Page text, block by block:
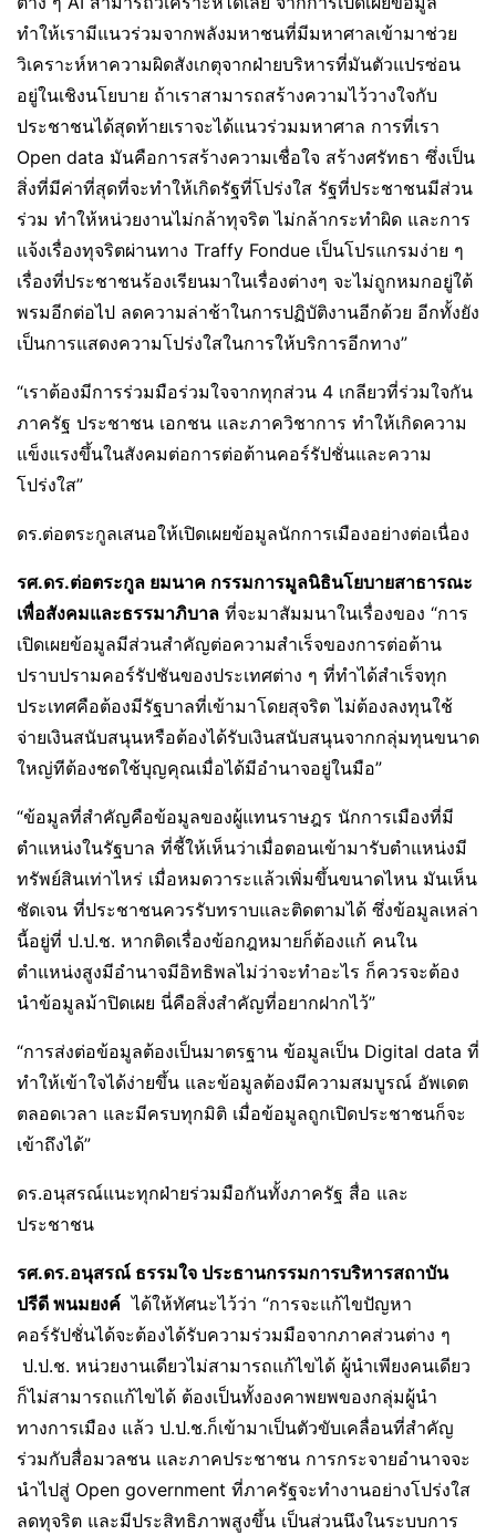
ทำให้เรามีแนวร่วมจากพลังมหาชนที่มีมหาศาลเข้ามาช่วย
วิเคราะห์หาความผิดสังเกตุจากฝ่ายบริหารที่มันตัวแปรซ่อน
อยู่ในเชิงนโยบาย ถ้าเราสามารถสร้างความไว้วางใจกับ
ประชาชนได้สุดท้ายเราจะได้แนวร่วมมหาศาล การที่เรา
Open data มันคือการสร้างความเชื่อใจ สร้างศรัทธา ซึ่งเป็น
สิ่งที่มีค่าที่สุดที่จะทำให้เกิดรัฐที่โปร่งใส รัฐที่ประชาชนมีส่วน
ร่วม ทำให้หน่วยงานไม่กล้าทุจริต ไม่กล้ากระทำผิด และการ
แจ้งเรื่องทุจริตผ่านทาง Traffy Fondue เป็นโปรแกรมง่าย ๆ
เรื่องที่ประชาชนร้องเรียนมาในเรื่องต่างๆ จะไม่ถูกหมกอยู่ใต้
พรมอีกต่อไป ลดความล่าช้าในการปฏิบัติงานอีกด้วย อีกทั้งยัง
เป็นการแสดงความโปร่งใสในการให้บริการอีกทาง”
“เราต้องมีการร่วมมือร่วมใจจากทุกส่วน 4 เกลียวที่ร่วมใจกัน
ภาครัฐ ประชาชน เอกชน และภาควิชาการ ทำให้เกิดความ
แข็งแรงขึ้นในสังคมต่อการต่อต้านคอร์รัปชั่นและความ
โปร่งใส”
ดร.ต่อตระกูลเสนอให้เปิดเผยข้อมูลนักการเมืองอย่างต่อเนื่อง
รศ.ดร.ต่อตระกูล ยมนาค กรรมการมูลนิธินโยบายสาธารณะ
เพื่อสังคมและธรรมาภิบาล ที่จะมาสัมมนาในเรื่องของ “การ
เปิดเผยข้อมูลมีส่วนสำคัญต่อความสำเร็จของการต่อต้าน
ปราบปรามคอร์รัปชันของประเทศต่าง ๆ ที่ทำได้สำเร็จทุก
ประเทศคือต้องมีรัฐบาลที่เข้ามาโดยสุจริต ไม่ต้องลงทุนใช้
จ่ายเงินสนับสนุนหรือต้องได้รับเงินสนับสนุนจากกลุ่มทุนขนาด
ใหญ่ทีต้องชดใช้บุญคุณเมื่อได้มีอำนาจอยู่ในมือ”
“ข้อมูลที่สำคัญคือข้อมูลของผู้แทนราษฎร นักการเมืองที่มี
ตำแหน่งในรัฐบาล ที่ชี้ให้เห็นว่าเมื่อตอนเข้ามารับตำแหน่งมี
ทรัพย์สินเท่าไหร่ เมื่อหมดวาระแล้วเพิ่มขึ้นขนาดไหน มันเห็น
ชัดเจน ที่ประชาชนควรรับทราบและติดตามได้ ซึ่งข้อมูลเหล่า
นี้อยู่ที่ ป.ป.ช. หากติดเรื่องข้อกฎหมายก็ต้องแก้ คนใน
ตำแหน่งสูงมีอำนาจมีอิทธิพลไม่ว่าจะทำอะไร ก็ควรจะต้อง
นำข้อมูลม้าปิดเผย นี่คือสิ่งสำคัญที่อยากฝากไว้”
“การส่งต่อข้อมูลต้องเป็นมาตรฐาน ข้อมูลเป็น Digital data ที่
ทำให้เข้าใจได้ง่ายขึ้น และข้อมูลต้องมีความสมบูรณ์ อัพเดต
ตลอดเวลา และมีครบทุกมิติ เมื่อข้อมูลถูกเปิดประชาชนก็จะ
เข้าถึงได้”
ดร.อนุสรณ์แนะทุกฝ่ายร่วมมือกันทั้งภาครัฐ สื่อ และ
ประชาชน
รศ.ดร.อนุสรณ์ ธรรมใจ ประธานกรรมการบริหารสถาบัน
ปรีดี พนมยงค์ ได้ให้ทัศนะไว้ว่า “การจะแก้ไขปัญหา
คอร์รัปชั่นได้จะต้องได้รับความร่วมมือจากภาคส่วนต่าง ๆ
ป.ป.ช. หน่วยงานเดียวไม่สามารถแก้ไขได้ ผู้นำเพียงคนเดียว
ก็ไม่สามารถแก้ไขได้ ต้องเป็นทั้งองคาพยพของกลุ่มผู้นำ
ทางการเมือง แล้ว ป.ป.ช.ก็เข้ามาเป็นตัวขับเคลื่อนที่สำคัญ
ร่วมกับสื่อมวลชน และภาคประชาชน การกระจายอำนาจจะ
นำไปสู่ Open government ที่ภาครัฐจะทำงานอย่างโปร่งใส
ลดทุจริต และมีประสิทธิภาพสูงขึ้น เป็นส่วนนึงในระบบการ